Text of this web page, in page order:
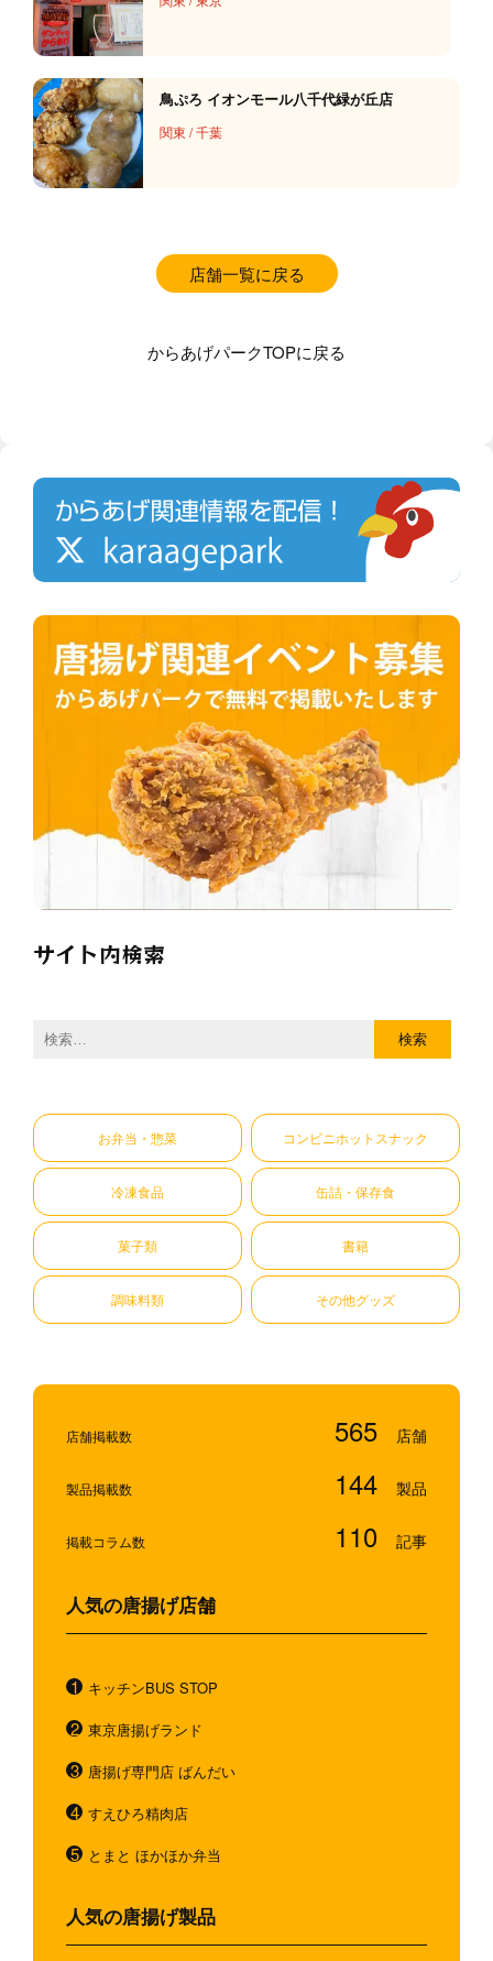
鳥ぷろ イオンモール八千代緑が丘店
関東 /千葉
店舗一覧に戻る
からあげパークTOPに戻る
サイト内検索
検
お弁当・惣菜 コンビニホットスナック
冷凍食品 缶詰・保存食
菓子類 書籍
調味料類 その他グッズ
店舗掲載数 565
製品掲載数 144
掲載コラム数 110
人気の唐揚げ店舗
キッチンBUS STOP
東京唐揚げランド
唐揚げ専門店 ばんだい
すえひろ精肉店
とまと ほかほか弁当
人気の唐揚げ製品